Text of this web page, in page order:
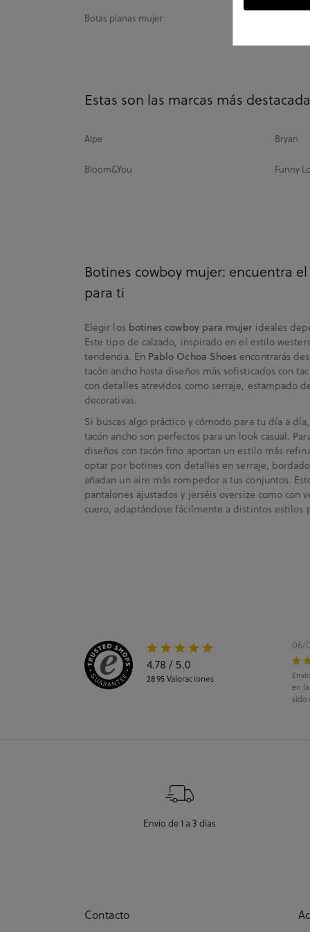
Botas planas mujer
Estas son las marcas más
Alpe Bryan
Bloom&You Funny
Botines cowboy mujer: encuentra
para ti
Elegir los botines cowboy para mujer ideales
Este tipo de calzado, inspirado en el estilo
tendencia. En Pablo Ochoa Shoes encontrarás
tacón ancho hasta diseños más sofisticados con
con detalles atrevidos como serraje, estampado
decorativas.
Si buscas algo práctico y cómodo para tu día a
tacón ancho son perfectos para un look casual.
diseños con tacón fino aportan un estilo más
optar por botines con detalles en serraje,
añadan un aire más rompedor a tus conjuntos.
pantalones ajustados y jerséis oversize como con
cuero, adaptándose fácilmente a distintos estilos
4.78 / 5.0
2895Valoraciones
06/
en
sido
Envío de 1 a 3 días
Contacto